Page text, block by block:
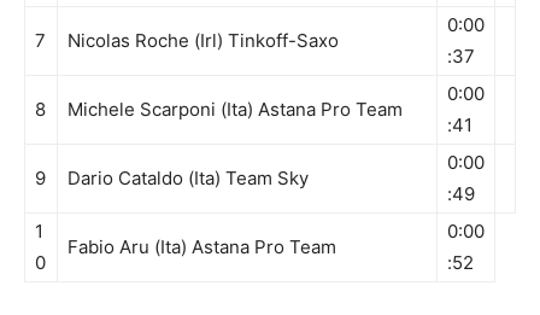
7 Nicolas Roche (Irl) Tinkoff-Saxo
0:00
:37
8 Michele Scarponi (Ita) Astana Pro Team
0:00
:41
9 Dario Cataldo (Ita) Team Sky
0:00
:49
1
0
Fabio Aru (Ita) Astana Pro Team
0:00
:52